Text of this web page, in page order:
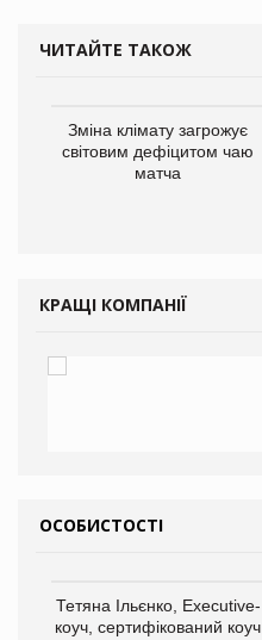
ЧИТАЙТЕ ТАКОЖ
Зміна клімату загрожує
світовим дефіцитом чаю
матча
КРАЩІ КОМПАНІЇ
ОСОБИСТОСТІ
Тетяна Ільєнко, Executive-
коуч, сертифікований коуч